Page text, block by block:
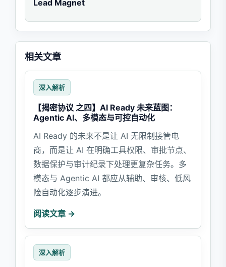
Lead Magnet
相关文章
深入解析
【揭密协议 之四】AI Ready 未来蓝图：
Agentic AI、多模态与可控自动化
AI Ready 的未来不是让 AI 无限制接管电
商，而是让 AI 在明确工具权限、审批节点、
数据保护与审计纪录下处理更复杂任务。多
模态与 Agentic AI 都应从辅助、审核、低风
险自动化逐步演进。
阅读文章 →
深入解析